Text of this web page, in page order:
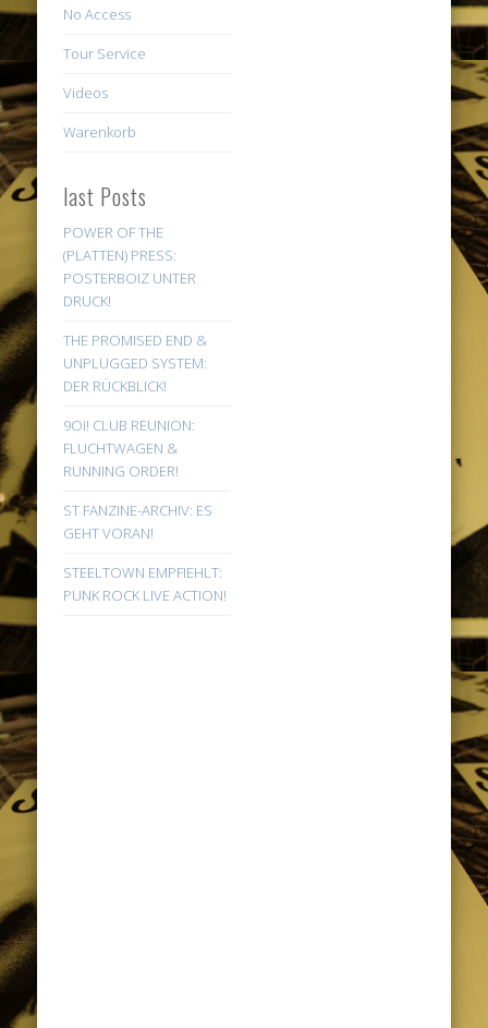
No Access
Tour Service
Videos
Warenkorb
last Posts
POWER OF THE
(PLATTEN) PRESS:
POSTERBOIZ UNTER
DRUCK!
THE PROMISED END &
UNPLUGGED SYSTEM:
DER RÜCKBLICK!
9Oi! CLUB REUNION:
FLUCHTWAGEN &
RUNNING ORDER!
ST FANZINE-ARCHIV: ES
GEHT VORAN!
STEELTOWN EMPFIEHLT:
PUNK ROCK LIVE ACTION!